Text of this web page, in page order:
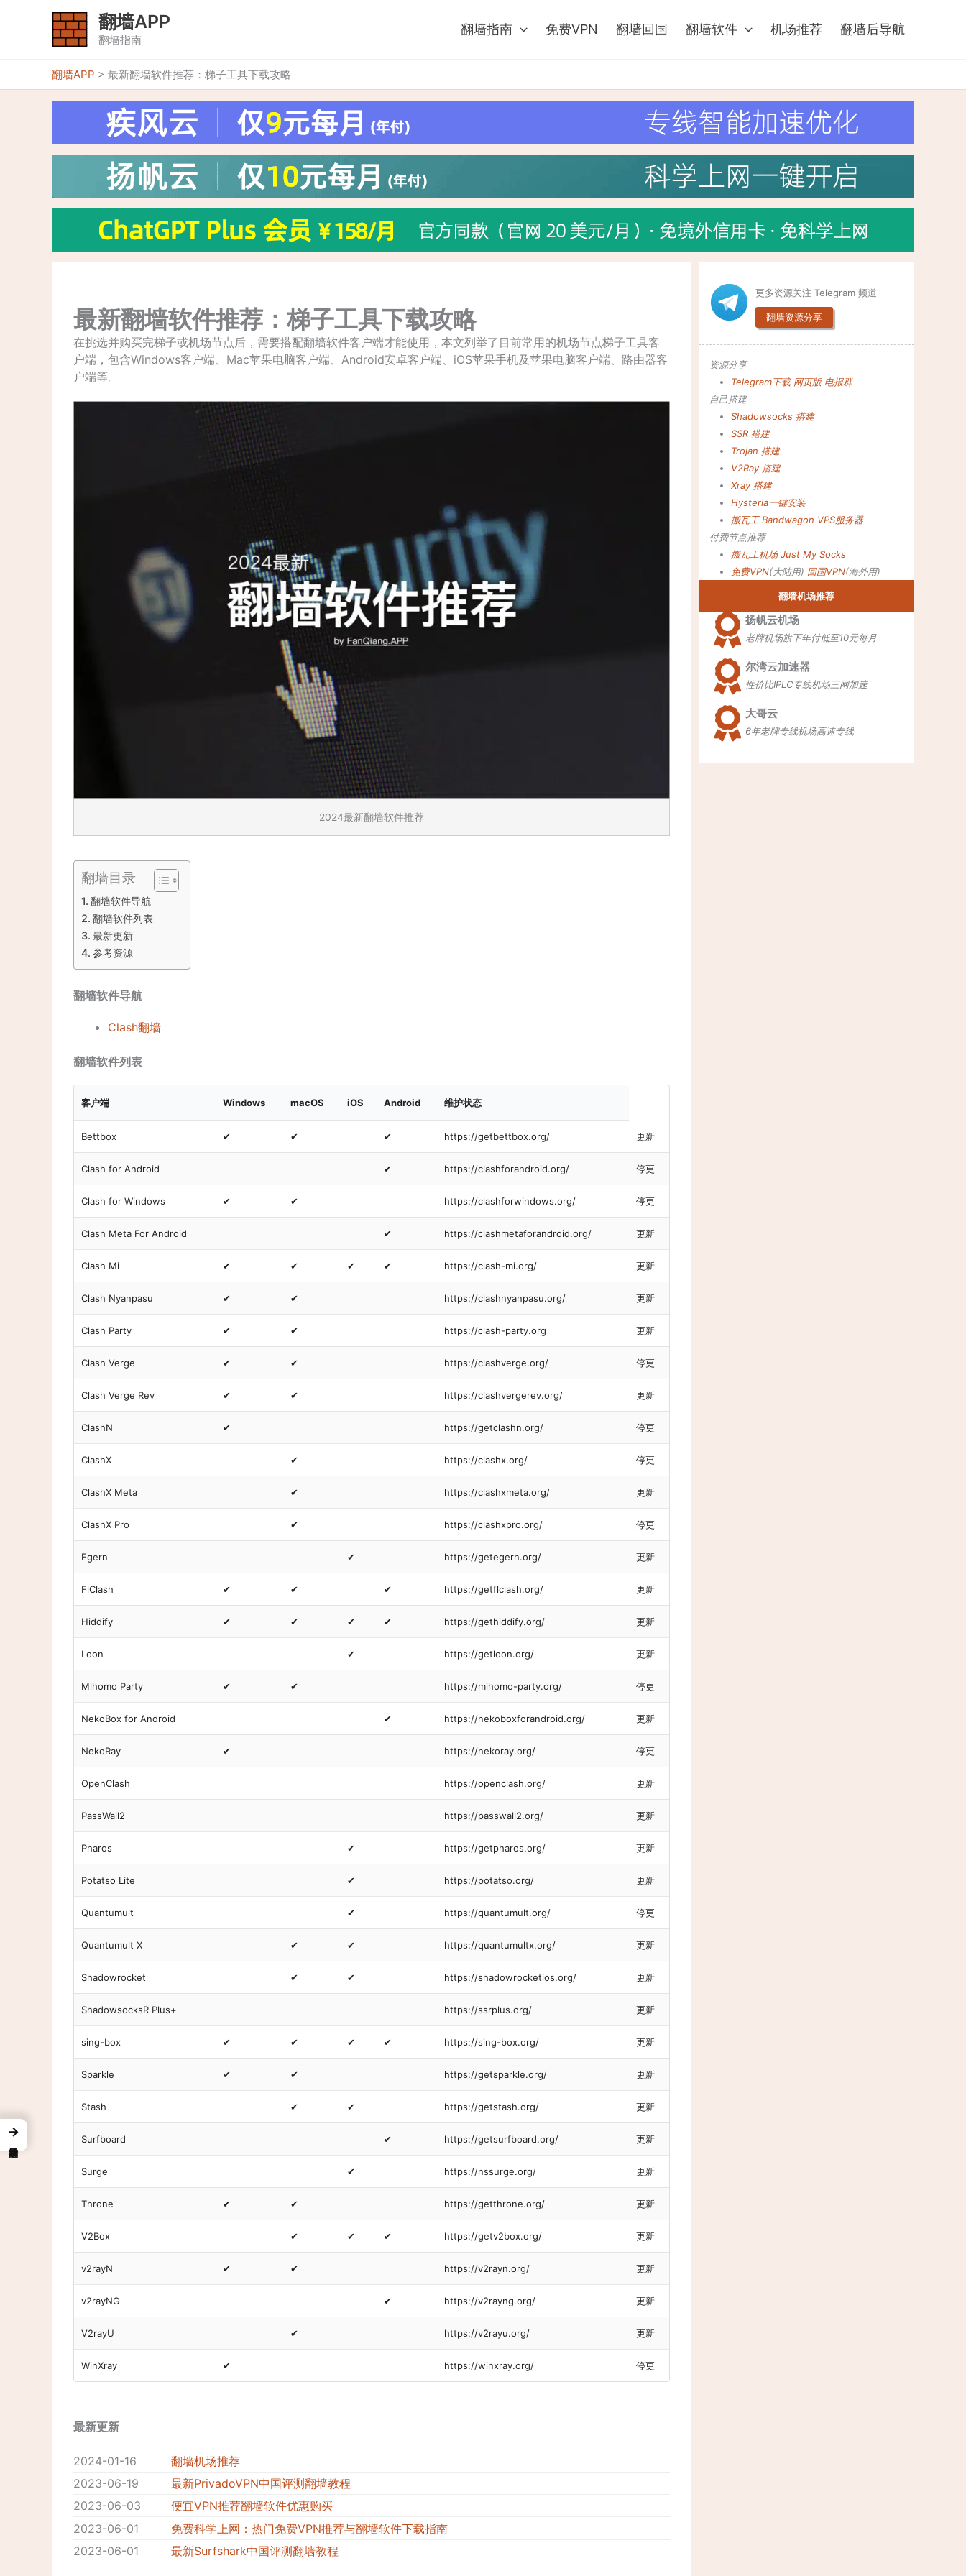
容
翻墙APP
翻墙指南
翻墙指南 免费VPN 翻墙回国 翻墙软件 机场推荐 翻墙后导航
翻墙APP > 最新翻墙软件推荐：梯子工具下载攻略
最新翻墙软件推荐：梯子工具下载攻略
在挑选并购买完梯子或机场节点后，需要搭配翻墙软件客户端才能使用，本文列举了目前常用的机场节点梯子工具客
户端，包含Windows客户端、Mac苹果电脑客户端、Android安卓客户端、iOS苹果手机及苹果电脑客户端、路由器客
户端等。
2024最新翻墙软件推荐
翻墙目录
翻墙软件导航
翻墙软件列表
最新更新
参考资源
翻墙软件导航
Clash翻墙
翻墙软件列表
客户端 Windows macOS iOS Android 维护状态
Bettbox ✔ ✔ ✔ https://getbettbox.org/ 更新
Clash for Android ✔ https://clashforandroid.org/ 停更
Clash for Windows ✔ ✔ https://clashforwindows.org/ 停更
Clash Meta For Android ✔ https://clashmetaforandroid.org/ 更新
Clash Mi ✔ ✔ ✔ ✔ https://clash-mi.org/ 更新
Clash Nyanpasu ✔ ✔ https://clashnyanpasu.org/ 更新
Clash Party ✔ ✔ https://clash-party.org 更新
Clash Verge ✔ ✔ https://clashverge.org/ 停更
Clash Verge Rev ✔ ✔ https://clashvergerev.org/ 更新
ClashN ✔ https://getclashn.org/ 停更
ClashX ✔ https://clashx.org/ 停更
ClashX Meta ✔ https://clashxmeta.org/ 更新
ClashX Pro ✔ https://clashxpro.org/ 停更
Egern ✔ https://getegern.org/ 更新
FlClash ✔ ✔ ✔ https://getflclash.org/ 更新
Hiddify ✔ ✔ ✔ ✔ https://gethiddify.org/ 更新
Loon ✔ https://getloon.org/ 更新
Mihomo Party ✔ ✔ https://mihomo-party.org/ 停更
NekoBox for Android ✔ https://nekoboxforandroid.org/ 更新
NekoRay ✔ https://nekoray.org/ 停更
OpenClash https://openclash.org/ 更新
PassWall2 https://passwall2.org/ 更新
Pharos ✔ https://getpharos.org/ 更新
Potatso Lite ✔ https://potatso.org/ 更新
Quantumult ✔ https://quantumult.org/ 停更
Quantumult X ✔ ✔ https://quantumultx.org/ 更新
Shadowrocket ✔ ✔ https://shadowrocketios.org/ 更新
ShadowsocksR Plus+ https://ssrplus.org/ 更新
sing-box ✔ ✔ ✔ ✔ https://sing-box.org/ 更新
Sparkle ✔ ✔ https://getsparkle.org/ 更新
Stash ✔ ✔ https://getstash.org/ 更新
Surfboard ✔ https://getsurfboard.org/ 更新
Surge ✔ https://nssurge.org/ 更新
Throne ✔ ✔ https://getthrone.org/ 更新
V2Box ✔ ✔ ✔ https://getv2box.org/ 更新
v2rayN ✔ ✔ https://v2rayn.org/ 更新
v2rayNG ✔ https://v2rayng.org/ 更新
V2rayU ✔ https://v2rayu.org/ 更新
WinXray ✔ https://winxray.org/ 停更
最新更新
2024-01-16
翻墙机场推荐
2023-06-19
最新PrivadoVPN中国评测翻墙教程
2023-06-03
便宜VPN推荐翻墙软件优惠购买
2023-06-01
免费科学上网：热门免费VPN推荐与翻墙软件下载指南
2023-06-01
最新Surfshark中国评测翻墙教程
更多资源关注 Telegram 频道
翻墙资源分享
资源分享
Telegram下载 网页版 电报群
自己搭建
Shadowsocks 搭建
SSR 搭建
Trojan 搭建
V2Ray 搭建
Xray 搭建
Hysteria一键安装
搬瓦工 Bandwagon VPS服务器
付费节点推荐
搬瓦工机场 Just My Socks
免费VPN(大陆用) 回国VPN(海外用)
翻墙机场推荐
扬帆云机场
老牌机场旗下年付低至10元每月
尔湾云加速器
性价比IPLC专线机场三网加速
大哥云
6年老牌专线机场高速专线
→